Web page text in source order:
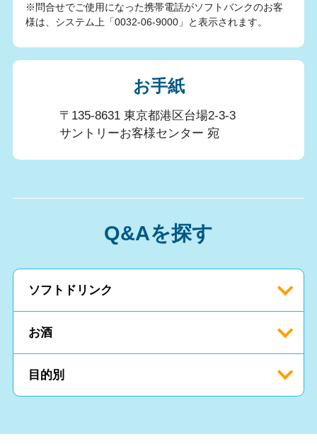
※問合せでご使用になった携帯電話がソフトバンクのお客
様は、システム上「0032-06-9000」と表示されます。
お手紙
〒135-8631 東京都港区台場2-3-3
サントリーお客様センター 宛
Q&Aを探す
ソフトドリンク
お酒
目的別